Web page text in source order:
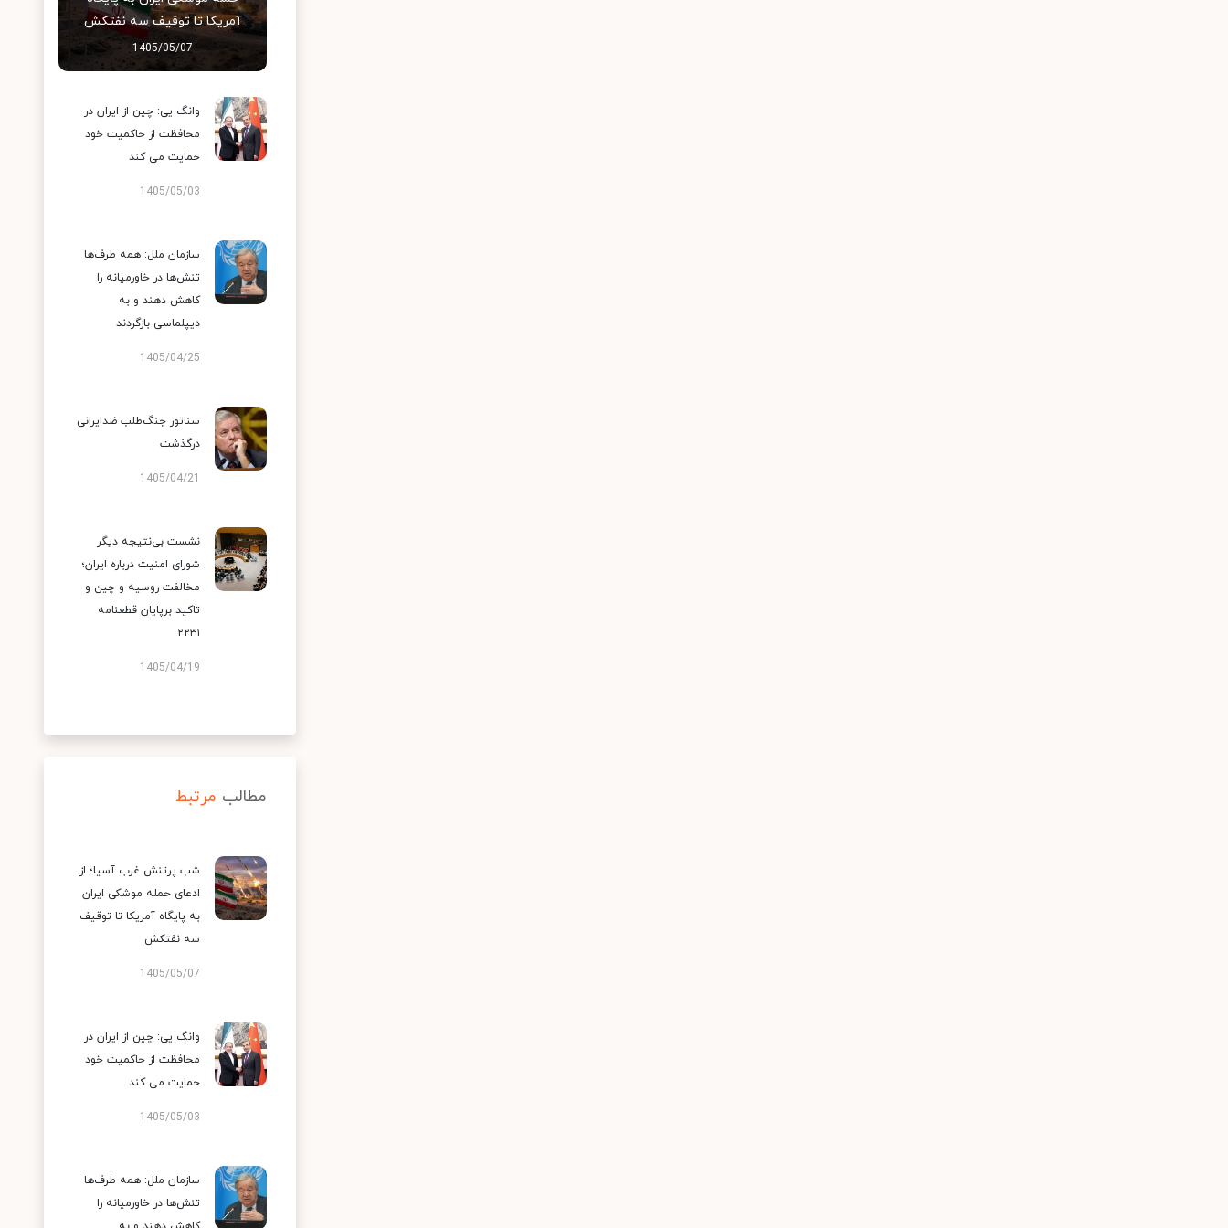
آمریکا تا توقیف سه نفتکش
1405/05/07
وانگ یی: چین از ایران در
محافظت از حاکمیت خود
حمایت می کند
1405/05/03
سازمان ملل: همه طرف‌ها
تنش‌ها در خاورمیانه را
کاهش دهند و به
دیپلماسی بازگردند
1405/04/25
سناتور جنگ‌طلب ضدایرانی
درگذشت
1405/04/21
نشست بی‌نتیجه دیگر
شورای امنیت درباره ایران؛
مخالفت روسیه و چین و
تاکید برپایان قطعنامه
۲۲۳۱
1405/04/19
مطالب مرتبط
شب پرتنش غرب آسیا؛ از
ادعای حمله موشکی ایران
به پایگاه آمریکا تا توقیف
سه نفتکش
1405/05/07
وانگ یی: چین از ایران در
محافظت از حاکمیت خود
حمایت می کند
1405/05/03
سازمان ملل: همه طرف‌ها
تنش‌ها در خاورمیانه را